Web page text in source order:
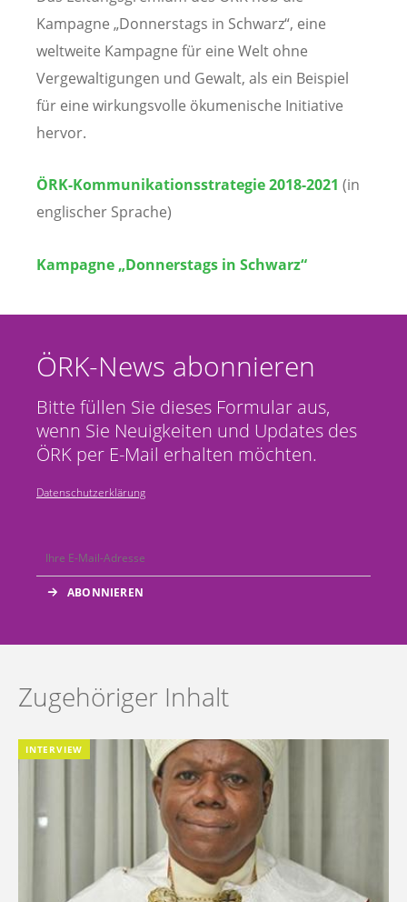
Kampagne „Donnerstags in Schwarz“, eine
weltweite Kampagne für eine Welt ohne
Vergewaltigungen und Gewalt, als ein Beispiel
für eine wirkungsvolle ökumenische Initiative
hervor.
ÖRK-Kommunikationsstrategie 2018-2021 (in
englischer Sprache)
Kampagne „Donnerstags in Schwarz“
ÖRK-News abonnieren
Bitte füllen Sie dieses Formular aus,
wenn Sie Neuigkeiten und Updates des
ÖRK per E-Mail erhalten möchten.
Datenschutzerklärung
Zugehöriger Inhalt
INTERVIEW